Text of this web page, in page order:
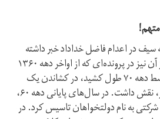
سیف در اعدام فاضل خداداد خبر داشته
باشند، اما آقای سیف پیش از آن نیز در پرونده‌ای که از اواخر دهه ۱۳۶۰
بازشد و دسیدگی به آن تا اواسط دهه ۷۰ طول کشید، در کشاندن یک
چهره اقتصادی پای چوبه دار، نقش داشت. در سال‌های پایانی دهه ۶۰،
به نام دولتخواهان تاسیس کرد. در